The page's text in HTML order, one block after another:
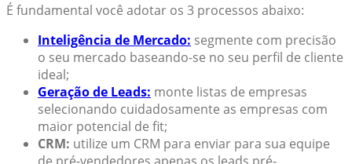
É fundamental você adotar os 3 processos abaixo:
Inteligência de Mercado: segmente com precisão
o seu mercado baseando-se no seu perfil de cliente
ideal;
Geração de Leads: monte listas de empresas
selecionando cuidadosamente as empresas com
maior potencial de fit;
CRM: utilize um CRM para enviar para sua equipe